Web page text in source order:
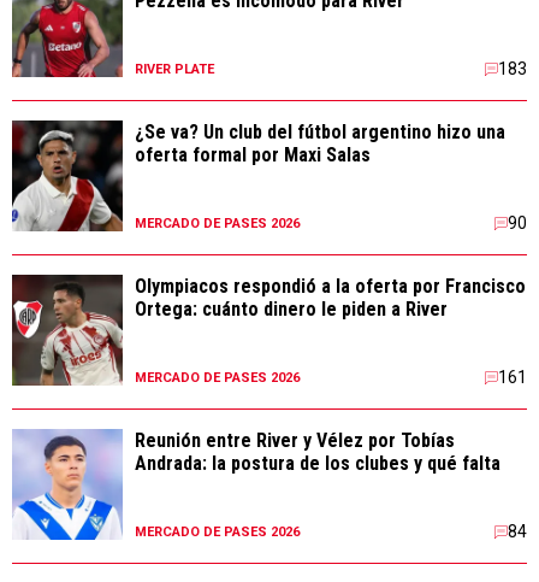
RIVER PLATE 183
¿Se va? Un club del fútbol argentino hizo una
oferta formal por Maxi Salas
MERCADO DE PASES 2026 90
Olympiacos respondió a la oferta por Francisco
Ortega: cuánto dinero le piden a River
MERCADO DE PASES 2026 161
Reunión entre River y Vélez por Tobías
Andrada: la postura de los clubes y qué falta
MERCADO DE PASES 2026 84